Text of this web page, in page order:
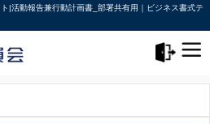
|活動報告兼行動計画書_部署共有用｜ビジネス書式テ